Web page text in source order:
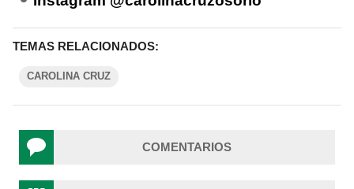
TEMAS RELACIONADOS:
CAROLINA CRUZ
COMENTARIOS